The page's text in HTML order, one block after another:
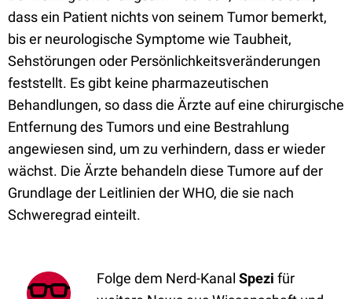
dass ein Patient nichts von seinem Tumor bemerkt,
bis er neurologische Symptome wie Taubheit,
Sehstörungen oder Persönlichkeitsveränderungen
feststellt. Es gibt keine pharmazeutischen
Behandlungen, so dass die Ärzte auf eine chirurgische
Entfernung des Tumors und eine Bestrahlung
angewiesen sind, um zu verhindern, dass er wieder
wächst. Die Ärzte behandeln diese Tumore auf der
Grundlage der Leitlinien der WHO, die sie nach
Schweregrad einteilt.
Folge dem Nerd-Kanal Spezi für